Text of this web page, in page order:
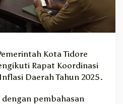
Kota Tidore
Rapat Koordinasi
Daerah Tahun 2025.
pembahasan